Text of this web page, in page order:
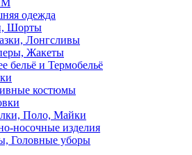
одежда
Шорты
Лонгсливы
Жакеты
бельё и Термобельё
костюмы
Поло, Майки
носочные изделия
Головные уборы